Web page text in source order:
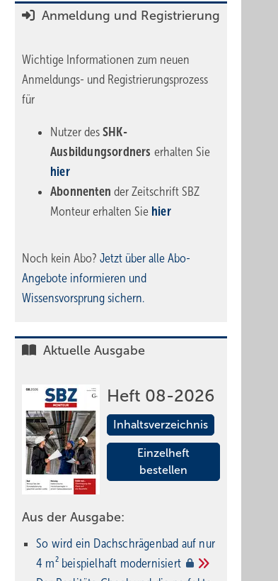
Anmeldung und Registrierung
Wichtige Informationen zum neuen
Anmeldungs- und Registrierungsprozess
für
Nutzer des SHK-
Ausbildungsordners erhalten Sie
hier
Abonnentender Zeitschrift SBZ
Monteur erhalten Sie hier
Noch kein Abo? Jetzt über alle Abo-
Angebote informieren und
Wissensvorsprung sichern.
Aktuelle Ausgabe
Heft 08-2026
Inhaltsverzeichnis
Einzelheft
bestellen
Aus der Ausgabe:
So wird ein Dach­schrägenbad auf nur
4 m² beispielhaft modernisiert